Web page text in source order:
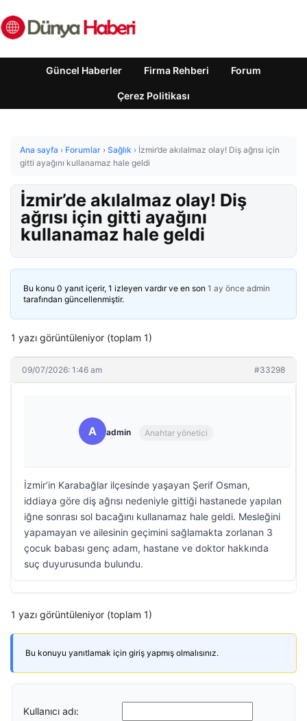
Güncel Haberler Firma Rehberi Forum
Çerez Politikası
Ana sayfa › Forumlar › Sağlık › İzmir’de akılalmaz olay! Diş ağrısı için
gitti ayağını kullanamaz hale geldi
İzmir’de akılalmaz olay! Diş
ağrısı için gitti ayağını
kullanamaz hale geldi
Bu konu 0 yanıt içerir, 1 izleyen vardır ve en son 1 ay önce admin
tarafından güncellenmiştir.
1 yazı görüntüleniyor (toplam 1)
09/07/2026: 1:46 am #33298
A admin Anahtar yönetici
İzmir’in Karabağlar ilçesinde yaşayan Şerif Osman,
iddiaya göre diş ağrısı nedeniyle gittiği hastanede yapılan
iğne sonrası sol bacağını kullanamaz hale geldi. Mesleğini
yapamayan ve ailesinin geçimini sağlamakta zorlanan 3
çocuk babası genç adam, hastane ve doktor hakkında
suç duyurusunda bulundu.
1 yazı görüntüleniyor (toplam 1)
Bu konuyu yanıtlamak için giriş yapmış olmalısınız.
Kullanıcı adı: